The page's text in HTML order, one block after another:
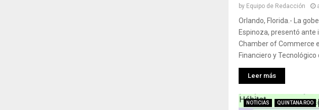
by Equipo de Redacción
Orlando, Florida.- La
Espinoza, presentó ante
Chamber of Commerce
Financiero y Tecnológico
Leer más
NOTICIAS QUINTANA ROO